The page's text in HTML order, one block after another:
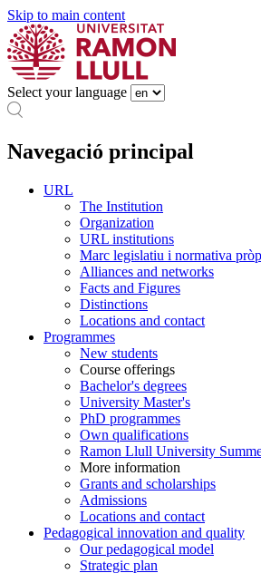
Skip to main content
Select your language
Navegació principal
URL
The Institution
Organization
URL institutions
Marc legislatiu i normativa
Alliances and networks
Facts and Figures
Distinctions
Locations and contact
Programmes
New students
Course offerings
Bachelor's degrees
University Master's
PhD programmes
Own qualifications
Ramon Llull University
More information
Grants and scholarships
Admissions
Locations and contact
Pedagogical innovation and quality
Our pedagogical model
Strategic plan